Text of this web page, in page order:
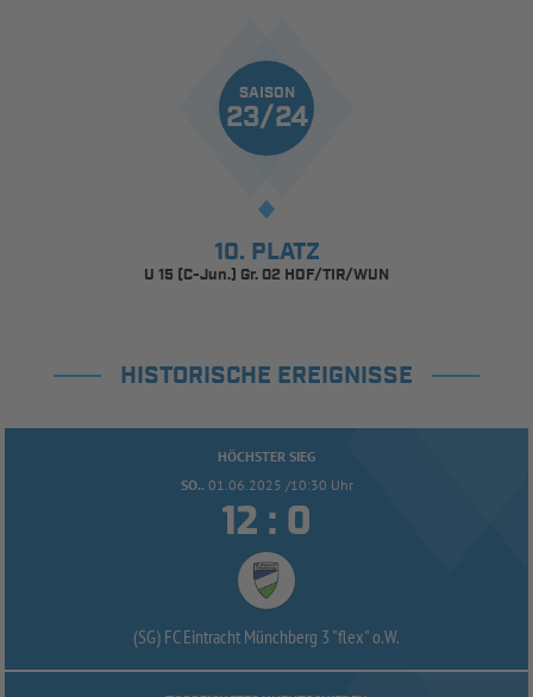
SAISON
23/24
10. PLATZ
U 15 (C-Jun.) Gr. 02 HOF/TIR/WUN
HISTORISCHE EREIGNISSE
HÖCHSTER SIEG
SO.. 01.06.2025 /10:30 Uhr
 : 
(SG) FC Eintracht Münchberg 3 "flex" o.W.